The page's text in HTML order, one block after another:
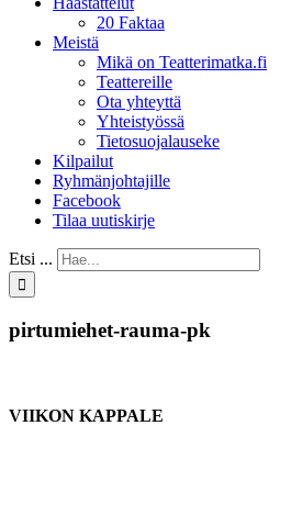
20 Faktaa
Meistä
Mikä on Teatterimatka.fi
Teattereille
Ota yhteyttä
Yhteistyössä
Tietosuojalauseke
Kilpailut
Ryhmänjohtajille
Facebook
Tilaa uutiskirje
Etsi ...
pirtumiehet-rauma-pk
VIIKON KAPPALE